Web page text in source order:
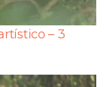
– 3